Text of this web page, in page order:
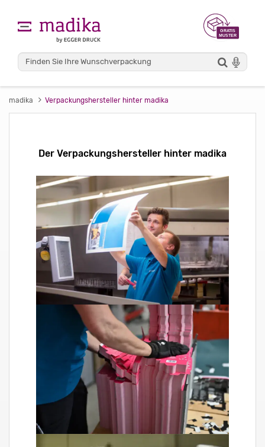
madika Verpackungshersteller hinter madika
Der Verpackungshersteller hinter madika